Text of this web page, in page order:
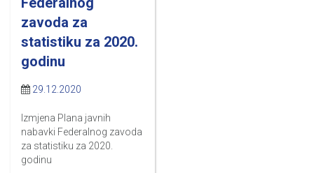
zavoda za
statistiku za 2020.
godinu
29.12.2020
Izmjena Plana javnih
nabavki Federalnog zavoda
za statistiku za 2020.
godinu